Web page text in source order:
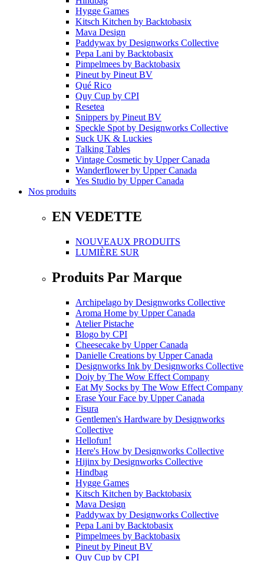
Hygge Games
Kitsch Kitchen by Backtobasix
Mava Design
Paddywax by Designworks Collective
Pepa Lani by Backtobasix
Pimpelmees by Backtobasix
Pineut by Pineut BV
Qué Rico
Quy Cup by CPI
Resetea
Snippers by Pineut BV
Speckle Spot by Designworks Collective
Suck UK & Luckies
Talking Tables
Vintage Cosmetic by Upper Canada
Wanderflowerby Upper Canada
Yes Studio by Upper Canada
Nos produits
EN VEDETTE
NOUVEAUX PRODUITS
LUMIÈRE SUR
Produits Par Marque
Archipelago by Designworks Collective
Aroma Home by Upper Canada
Atelier Pistache
Blogo by CPI
Cheesecake by Upper Canada
Danielle Creations by Upper Canada
Designworks Ink by Designworks Collective
Doiy by The Wow Effect Company
Eat My Socks by The Wow Effect Company
Erase Your Face by Upper Canada
Fisura
Gentlemen's Hardware by Designworks
Collective
Hellofun!
Here's How by Designworks Collective
Hijinx by Designworks Collective
Hindbag
Hygge Games
Kitsch Kitchen by Backtobasix
Mava Design
Paddywax by Designworks Collective
Pepa Lani by Backtobasix
Pimpelmees by Backtobasix
Pineut by Pineut BV
Quy Cup by CPI